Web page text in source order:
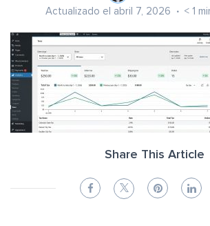
Actualizado el abril 7, 2026 < 1
Share This Article